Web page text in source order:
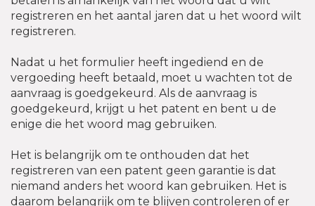
registreren en het aantal jaren dat u het woord wilt
registreren.
Nadat u het formulier heeft ingediend en de
vergoeding heeft betaald, moet u wachten tot de
aanvraag is goedgekeurd. Als de aanvraag is
goedgekeurd, krijgt u het patent en bent u de
enige die het woord mag gebruiken.
Het is belangrijk om te onthouden dat het
registreren van een patent geen garantie is dat
niemand anders het woord kan gebruiken. Het is
daarom belangrijk om te blijven controleren of er